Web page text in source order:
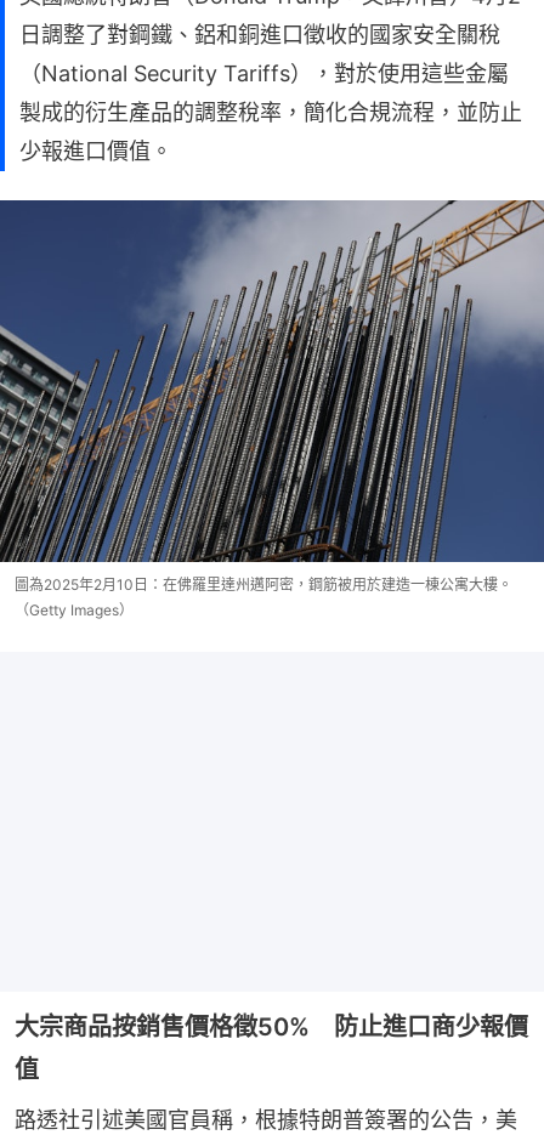
日調整了對鋼鐵、鋁和銅進口徵收的國家安全關稅
（National Security Tariffs），對於使用這些金屬
製成的衍生產品的調整稅率，簡化合規流程，並防止
少報進口價值。
圖為2025年2月10日：在佛羅里達州邁阿密，鋼筋被用於建造一棟公寓大樓。
（Getty Images）
大宗商品按銷售價格徵50% 防止進口商少報價
值
路透社引述美國官員稱，根據特朗普簽署的公告，美